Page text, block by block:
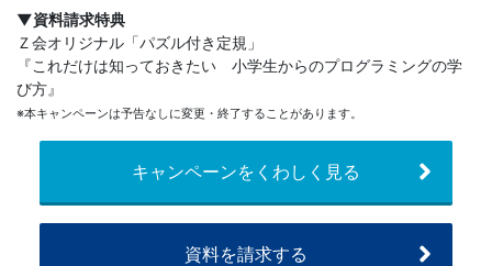
学
習
▼資料請求特典
Ｚ会オリジナル「パズル付き定規」
『これだけは知っておきたい 小学生からのプログラミングの学
び方』
※本キャンペーンは予告なしに変更・終了することがあります。
キャンペーンをくわしく見る
資料を請求する